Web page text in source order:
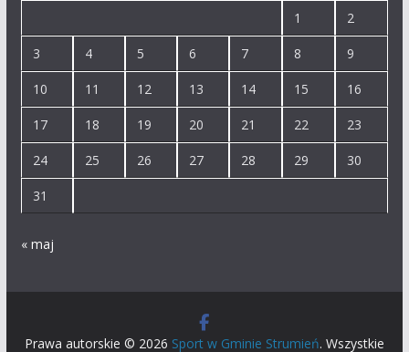
1 2
3 4 5 6 7 8 9
10 11 12 13 14 15 16
17 18 19 20 21 22 23
24 25 26 27 28 29 30
31
« maj
Prawa autorskie © 2026 Sport w Gminie Strumień. Wszystkie